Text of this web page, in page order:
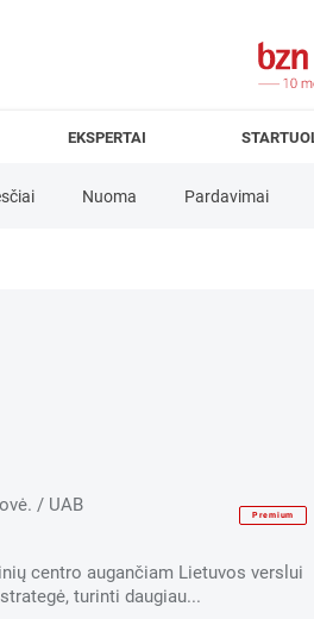
EKSPERTAI
Nuoma Pardavimai
/ UAB
Premium
centro augančiam Lietuvos verslui
turinti daugiau...